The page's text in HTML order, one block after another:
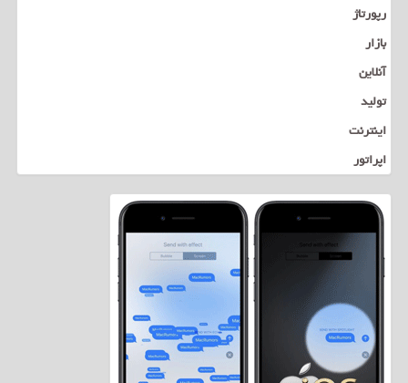
رپورتاژ
بازار
آنلاین
تولید
اینترنت
اپراتور